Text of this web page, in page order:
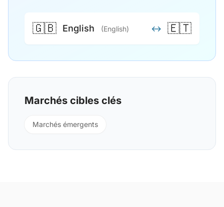
🇬🇧 English (English) ↔ 🇪🇹
Marchés cibles clés
Marchés émergents